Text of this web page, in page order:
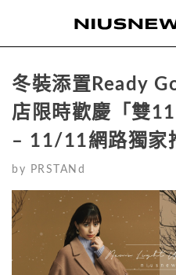
冬裝添置Ready
店限時歡慶「雙
– 11/11網路獨家
by PRSTANd